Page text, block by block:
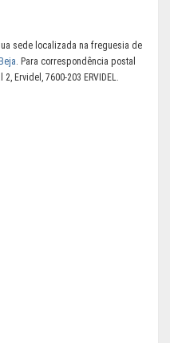
sede localizada na freguesia de
. Para correspondência postal
Ervidel, 7600-203 ERVIDEL.